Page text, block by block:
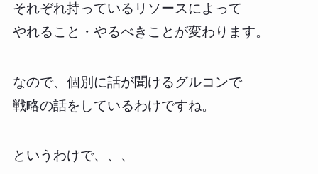
それぞれ持っているリソースによって
やれること・やるべきことが変わります。
なので、個別に話が聞けるグルコンで
戦略の話をしているわけですね。
というわけで、、、